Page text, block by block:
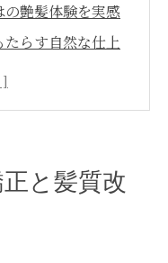
艶髪体験を実感
らす自然な仕上
識
毛矯正の特徴
と髪質改